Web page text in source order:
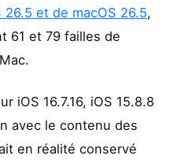
26.5 et de macOS 26.5,
61 et 79 failles de
iOS 16.7.16, iOS 15.8.8
avec le contenu des
en réalité conservé